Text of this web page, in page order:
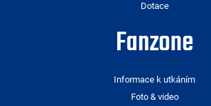
Dotace
Fanzone
Informace k utkáním
Foto & video